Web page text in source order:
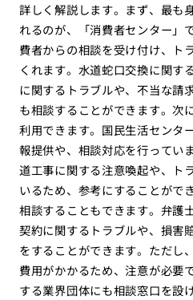
詳しく解説します。まず、最も
れるのが、「消費者センター」
費者からの相談を受け付け、ト
くれます。水道蛇口交換に関す
に関するトラブルや、不当な請
も相談することができます。次
利用できます。国民生活センタ
報提供や、相談対応を行ってい
道工事に関する注意喚起や、ト
いるため、参考にすることがで
相談することもできます。弁護
契約に関するトラブルや、損害
をすることができます。ただし
費用がかかるため、注意が必要
する業界団体にも相談窓口を設